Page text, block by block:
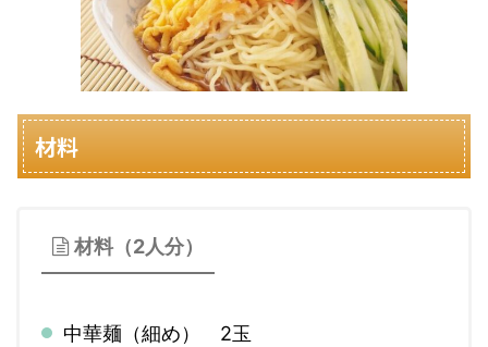
材料
材料（2人分）
中華麺（細め） 2玉